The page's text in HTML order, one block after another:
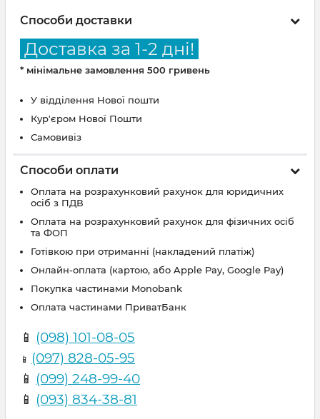
Способи доставки
Доставка за 1-2 дні!
* мінімальне замовлення 500 гривень
У відділення Нової пошти
Кур'єром Нової Пошти
Самовивіз
Способи оплати
Оплата на розрахунковий рахунок для юридичних
осіб з ПДВ
Оплата на розрахунковий рахунок для фізичних осіб
та ФОП
Готівкою при отриманні (накладений платіж)
Онлайн-оплата (картою, або Apple Pay, Google Pay)
Покупка частинами Monobank
Оплата частинами ПриватБанк
📱 (098) 101-08-05
📱 (097) 828-05-95
📱 (099) 248-99-40
📱 (093) 834-38-81